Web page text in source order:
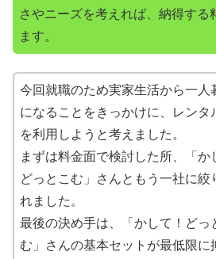
さやニーズを考えれば、納得する
ます。
今回就職のため実家生活から一人
になることをきっかけに、レンタ
を利用しようと考えました。
まずは料金面で検討した所、「か
どっとこむ」さんともう一社に絞
れました。
最後の決め手は、「かして！どっ
む」さんの基本セットが最低限に